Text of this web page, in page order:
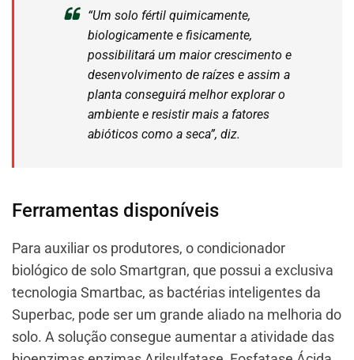
“Um solo fértil quimicamente,
biologicamente e fisicamente,
possibilitará um maior crescimento e
desenvolvimento de raízes e assim a
planta conseguirá melhor explorar o
ambiente e resistir mais a fatores
abióticos como a seca”, diz.
Ferramentas disponíveis
Para auxiliar os produtores, o condicionador
biológico de solo Smartgran, que possui a exclusiva
tecnologia Smartbac, as bactérias inteligentes da
Superbac, pode ser um grande aliado na melhoria do
solo. A solução consegue aumentar a atividade das